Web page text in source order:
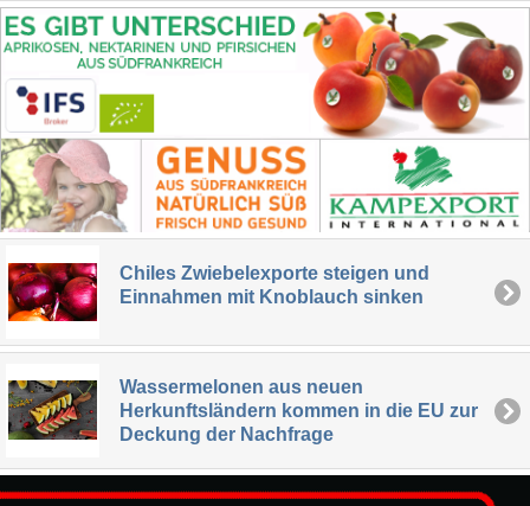
Chiles Zwiebelexporte steigen und
Einnahmen mit Knoblauch sinken
Wassermelonen aus neuen
Herkunftsländern kommen in die EU zur
Deckung der Nachfrage